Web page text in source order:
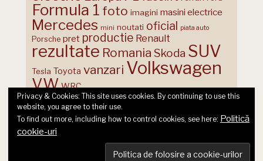
Formula 1 foto imagini masini electrice
Mercedes mini noutati oficial piata auto
Porsche pret productie Renault
rezultate Romania Skoda SUV
Tesla Toyota vanzari Volkswagen
VW WRC
© 2026 Ecart Media SRL | made by Nina Cocea &infin
Privacy & Cookies: This site uses cookies. By continuing to use this
website, you agree to their use.
To find out more, including how to control cookies, see here: Politică
cookie-uri